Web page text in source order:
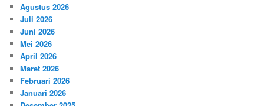
Agustus 2026
Juli 2026
Juni 2026
Mei 2026
April 2026
Maret 2026
Februari 2026
Januari 2026